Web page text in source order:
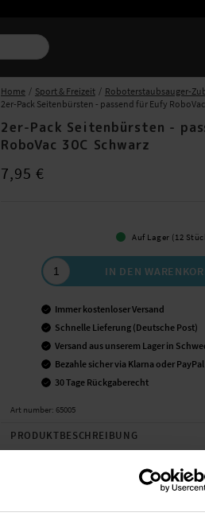
Home Sport & Freizeit Roboterstaubsauger-
2er-Pack Seitenbürsten - passend für Eufy
2er-Pack Seitenbürsten -
RoboVac 30C Schwarz
Preis: 7,95 €
7,95 €
Auf Lager (12
IN DEN
Immer kostenloser Versand
Schnelle Lieferung (Deutsche Post)
Versand aus unserem Lager in
Bezahle sicher via Klarna oder PayPal
30 Tage Rückgaberecht
Art number: 65005
PRODUKTBESCHREIBUNG
2er-Pack Seitenbürsten für Eufy RoboVac
Gummi, um dem Staubsauger das